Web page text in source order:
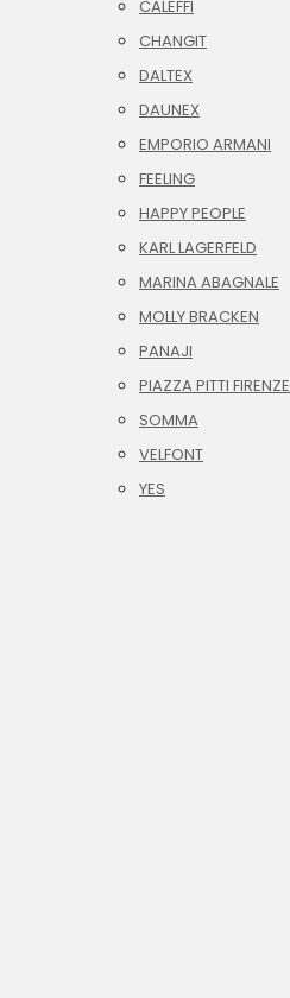
CALEFFI
CHANGIT
DALTEX
DAUNEX
EMPORIO ARMANI
FEELING
HAPPY PEOPLE
KARL LAGERFELD
MARINA ABAGNALE
MOLLY BRACKEN
PANAJI
PIAZZA PITTI FIRENZE
SOMMA
VELFONT
YES